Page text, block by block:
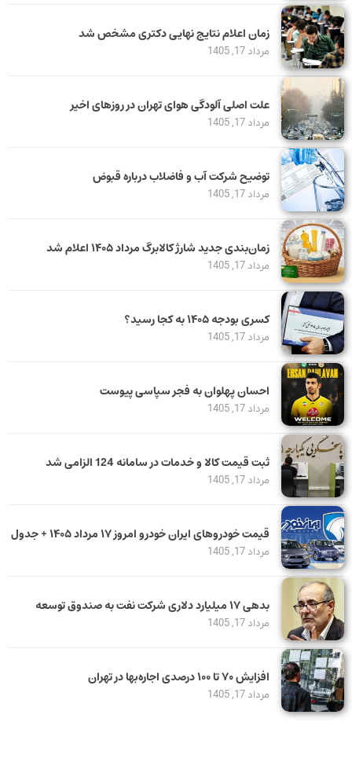
زمان اعلام نتایج نهایی دکتری مشخص شد
مرداد 17, 1405
علت اصلی آلودگی هوای تهران در روزهای اخیر
مرداد 17, 1405
توضیح شرکت آب و فاضلاب درباره قبوض
مرداد 17, 1405
زمان‌بندی جدید شارژ کالابرگ مرداد ۱۴۰۵ اعلام شد
مرداد 17, 1405
کسری بودجه ۱۴۰۵ به کجا رسید؟
مرداد 17, 1405
احسان پهلوان به فجر سپاسی پیوست
مرداد 17, 1405
ثبت قیمت کالا و خدمات در سامانه 124 الزامی شد
مرداد 17, 1405
قیمت خودرو‌های ایران خودرو امروز ۱۷ مرداد ۱۴۰۵ + جدول
مرداد 17, 1405
بدهی ١٧ میلیارد دلاری شرکت نفت به صندوق توسعه
مرداد 17, 1405
افزایش ۷۰ تا ۱۰۰ درصدی اجاره‌بها در تهران
مرداد 17, 1405